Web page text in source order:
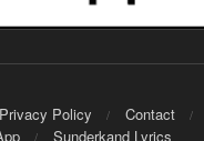
Privacy Policy Contact
Sunderkand Lyrics